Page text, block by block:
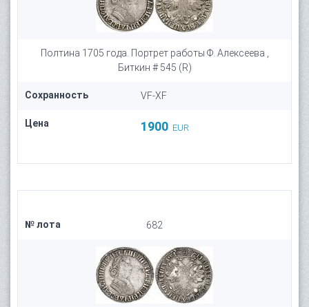
Полтина 1705 года. Портрет работы Ф. Алексеева ,
Биткин # 545 (R)
Сохранность VF-XF
Цена 1900 EUR
№ лота 682